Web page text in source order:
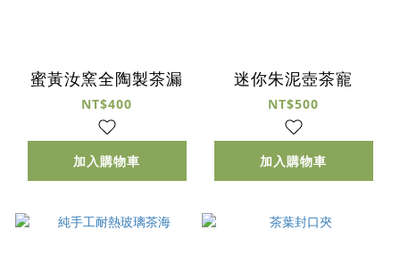
蜜黃汝窯全陶製茶漏
NT$400
加入購物車
迷你朱泥壺茶寵
NT$500
加入購物車